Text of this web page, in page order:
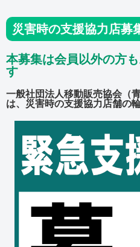
災害時の支援協力店募
本募集は会員以外の方
す
一般社団法人移動販売協会（
は、災害時の支援協力店舗の